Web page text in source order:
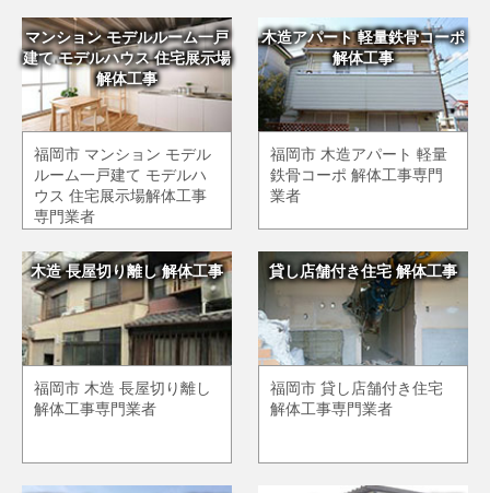
マンション モデルルーム一戸
建て モデルハウス 住宅展示場
解体工事
福岡市 マンション モデル
ルーム一戸建て モデルハ
ウス 住宅展示場解体工事
専門業者
木造アパート 軽量鉄骨コーポ
解体工事
福岡市 木造アパート 軽量
鉄骨コーポ 解体工事専門
業者
木造 長屋切り離し 解体工事
福岡市 木造 長屋切り離し
解体工事専門業者
貸し店舗付き住宅 解体工事
福岡市 貸し店舗付き住宅
解体工事専門業者